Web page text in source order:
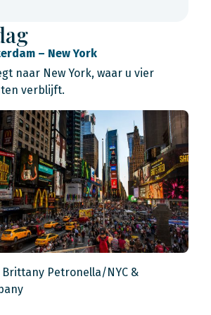
– New York
naar New York, waar u vier
verblijft.
Brittany Petronella/NYC &